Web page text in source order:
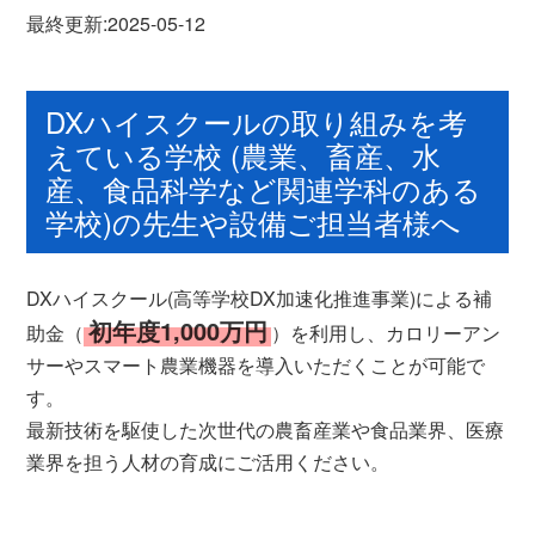
最終更新:2025-05-12
DXハイスクールの取り組みを考
えている学校 (農業、畜産、水
産、食品科学など関連学科のある
学校)の先生や設備ご担当者様へ
DXハイスクール(高等学校DX加速化推進事業)による補
助金（初年度1,000万円）を利用し、カロリーアン
サーやスマート農業機器を導入いただくことが可能で
す。
最新技術を駆使した次世代の農畜産業や食品業界、医療
業界を担う人材の育成にご活用ください。